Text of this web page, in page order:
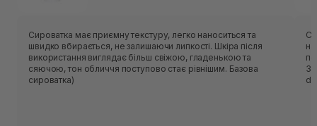
Сироватка має приємну текстуру, легко наноситься та
швидко вбирається, не залишаючи липкості. Шкіра після
використання виглядає більш свіжою, гладенькою та
сяючою, тон обличчя поступово стає рівнішим. Базова
сироватка)